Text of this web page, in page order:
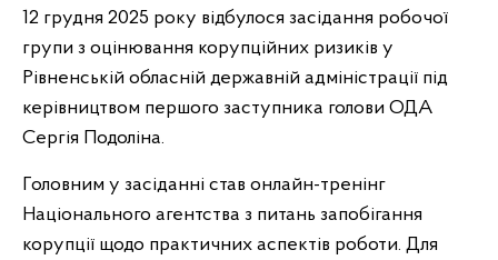
12 грудня 2025 року відбулося засідання робочої
групи з оцінювання корупційних ризиків у
Рівненській обласній державній адміністрації під
керівництвом першого заступника голови ОДА
Сергія Подоліна.
Головним у засіданні став онлайн-тренінг
Національного агентства з питань запобігання
корупції щодо практичних аспектів роботи. Для